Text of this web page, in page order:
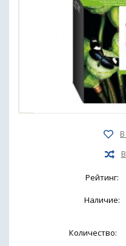
Рейтинг:
Наличие:
Количество: